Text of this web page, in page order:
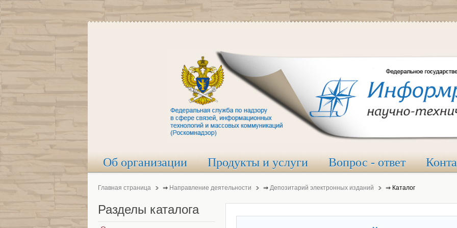
Об организации Продукты и услуги Вопрос - ответ
Главная страница ⇒ Направление деятельности ⇒ Депозитарий электронных изданий ⇒ Каталог
Разделы каталога